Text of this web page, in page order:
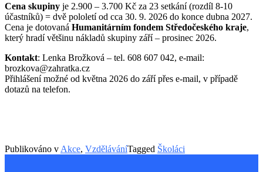
Cena skupiny je 2.900 – 3.700 Kč za 23 setkání (rozdíl 8-10
účastníků) = dvě pololetí od cca 30. 9. 2026 do konce dubna 2027.
Cena je dotovaná Humanitárním fondem Středočeského kraje,
který hradí většinu nákladů skupiny září – prosinec 2026.
Kontakt: Lenka Brožková – tel. 608 607 042, e-mail:
brozkova@zahratka.cz
Přihlášení možné od května 2026 do září přes e-mail, v případě
dotazů na telefon.
Publikováno v Akce, VzděláváníTagged Školáci